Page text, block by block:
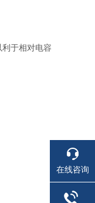
于相对电容
在线咨询